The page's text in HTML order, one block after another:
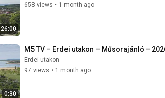
26:00
658 views • 1 month ago
0:30
M5 TV – Erdei utakon – Műsorajánló –
Erdei utakon
97 views • 1 month ago